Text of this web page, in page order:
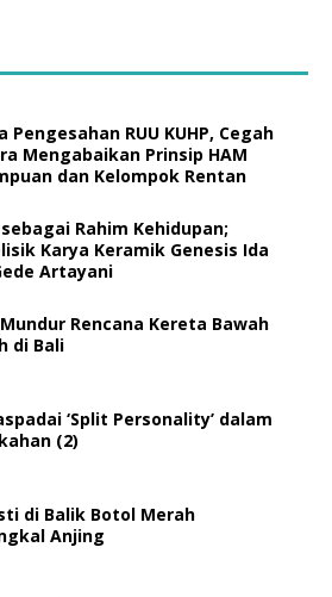
Pengesahan RUU KUHP, Cegah
Mengabaikan Prinsip HAM
dan Kelompok Rentan
Rahim Kehidupan;
Karya Keramik Genesis Ida
Artayani
Rencana Kereta Bawah
di Bali
‘Split Personality’ dalam
(2)
di Balik Botol Merah
Anjing